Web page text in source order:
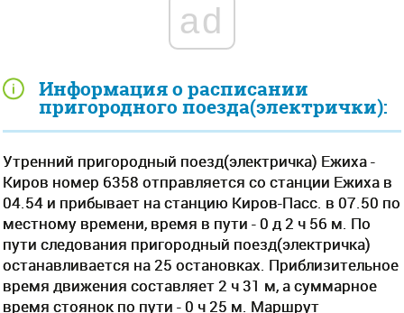
Информация о расписании
пригородного поезда(электрички):
Утренний пригородный поезд(электричка) Ежиха -
Киров номер 6358 отправляется со станции Ежиха в
04.54 и прибывает на станцию Киров-Пасс. в 07.50 по
местному времени, время в пути - 0 д 2 ч 56 м. По
пути следования пригородный поезд(электричка)
останавливается на 25 остановках. Приблизительное
время движения составляет 2 ч 31 м, а суммарное
время стоянок по пути - 0 ч 25 м. Маршрут
ad